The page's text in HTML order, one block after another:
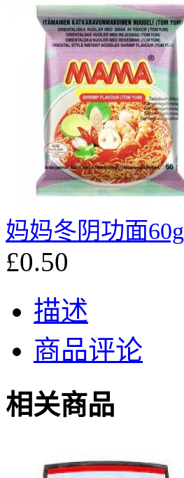
妈妈冬阴功面60g
£0.50
描述
商品评论
相关商品